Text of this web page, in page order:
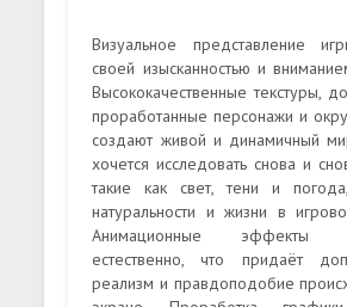
Визуальное представление
своей изысканностью и
Высококачественные текстуры,
проработанные персонажи и
создают живой и динамичный
хочется исследовать снова и
такие как свет, тени и
натуральности и жизни в
Анимационные эффекты
естественно, что придаёт
реализм и правдоподобие